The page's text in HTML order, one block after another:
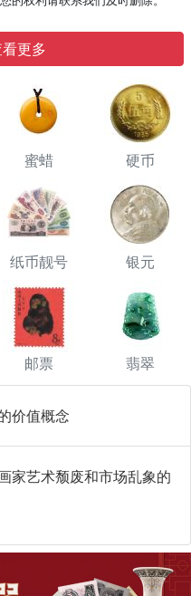
更多
蜜蜡 硬币
纸币靓号 银元
邮票 翡翠
价值概念
家艺术颓废和市场乱象的